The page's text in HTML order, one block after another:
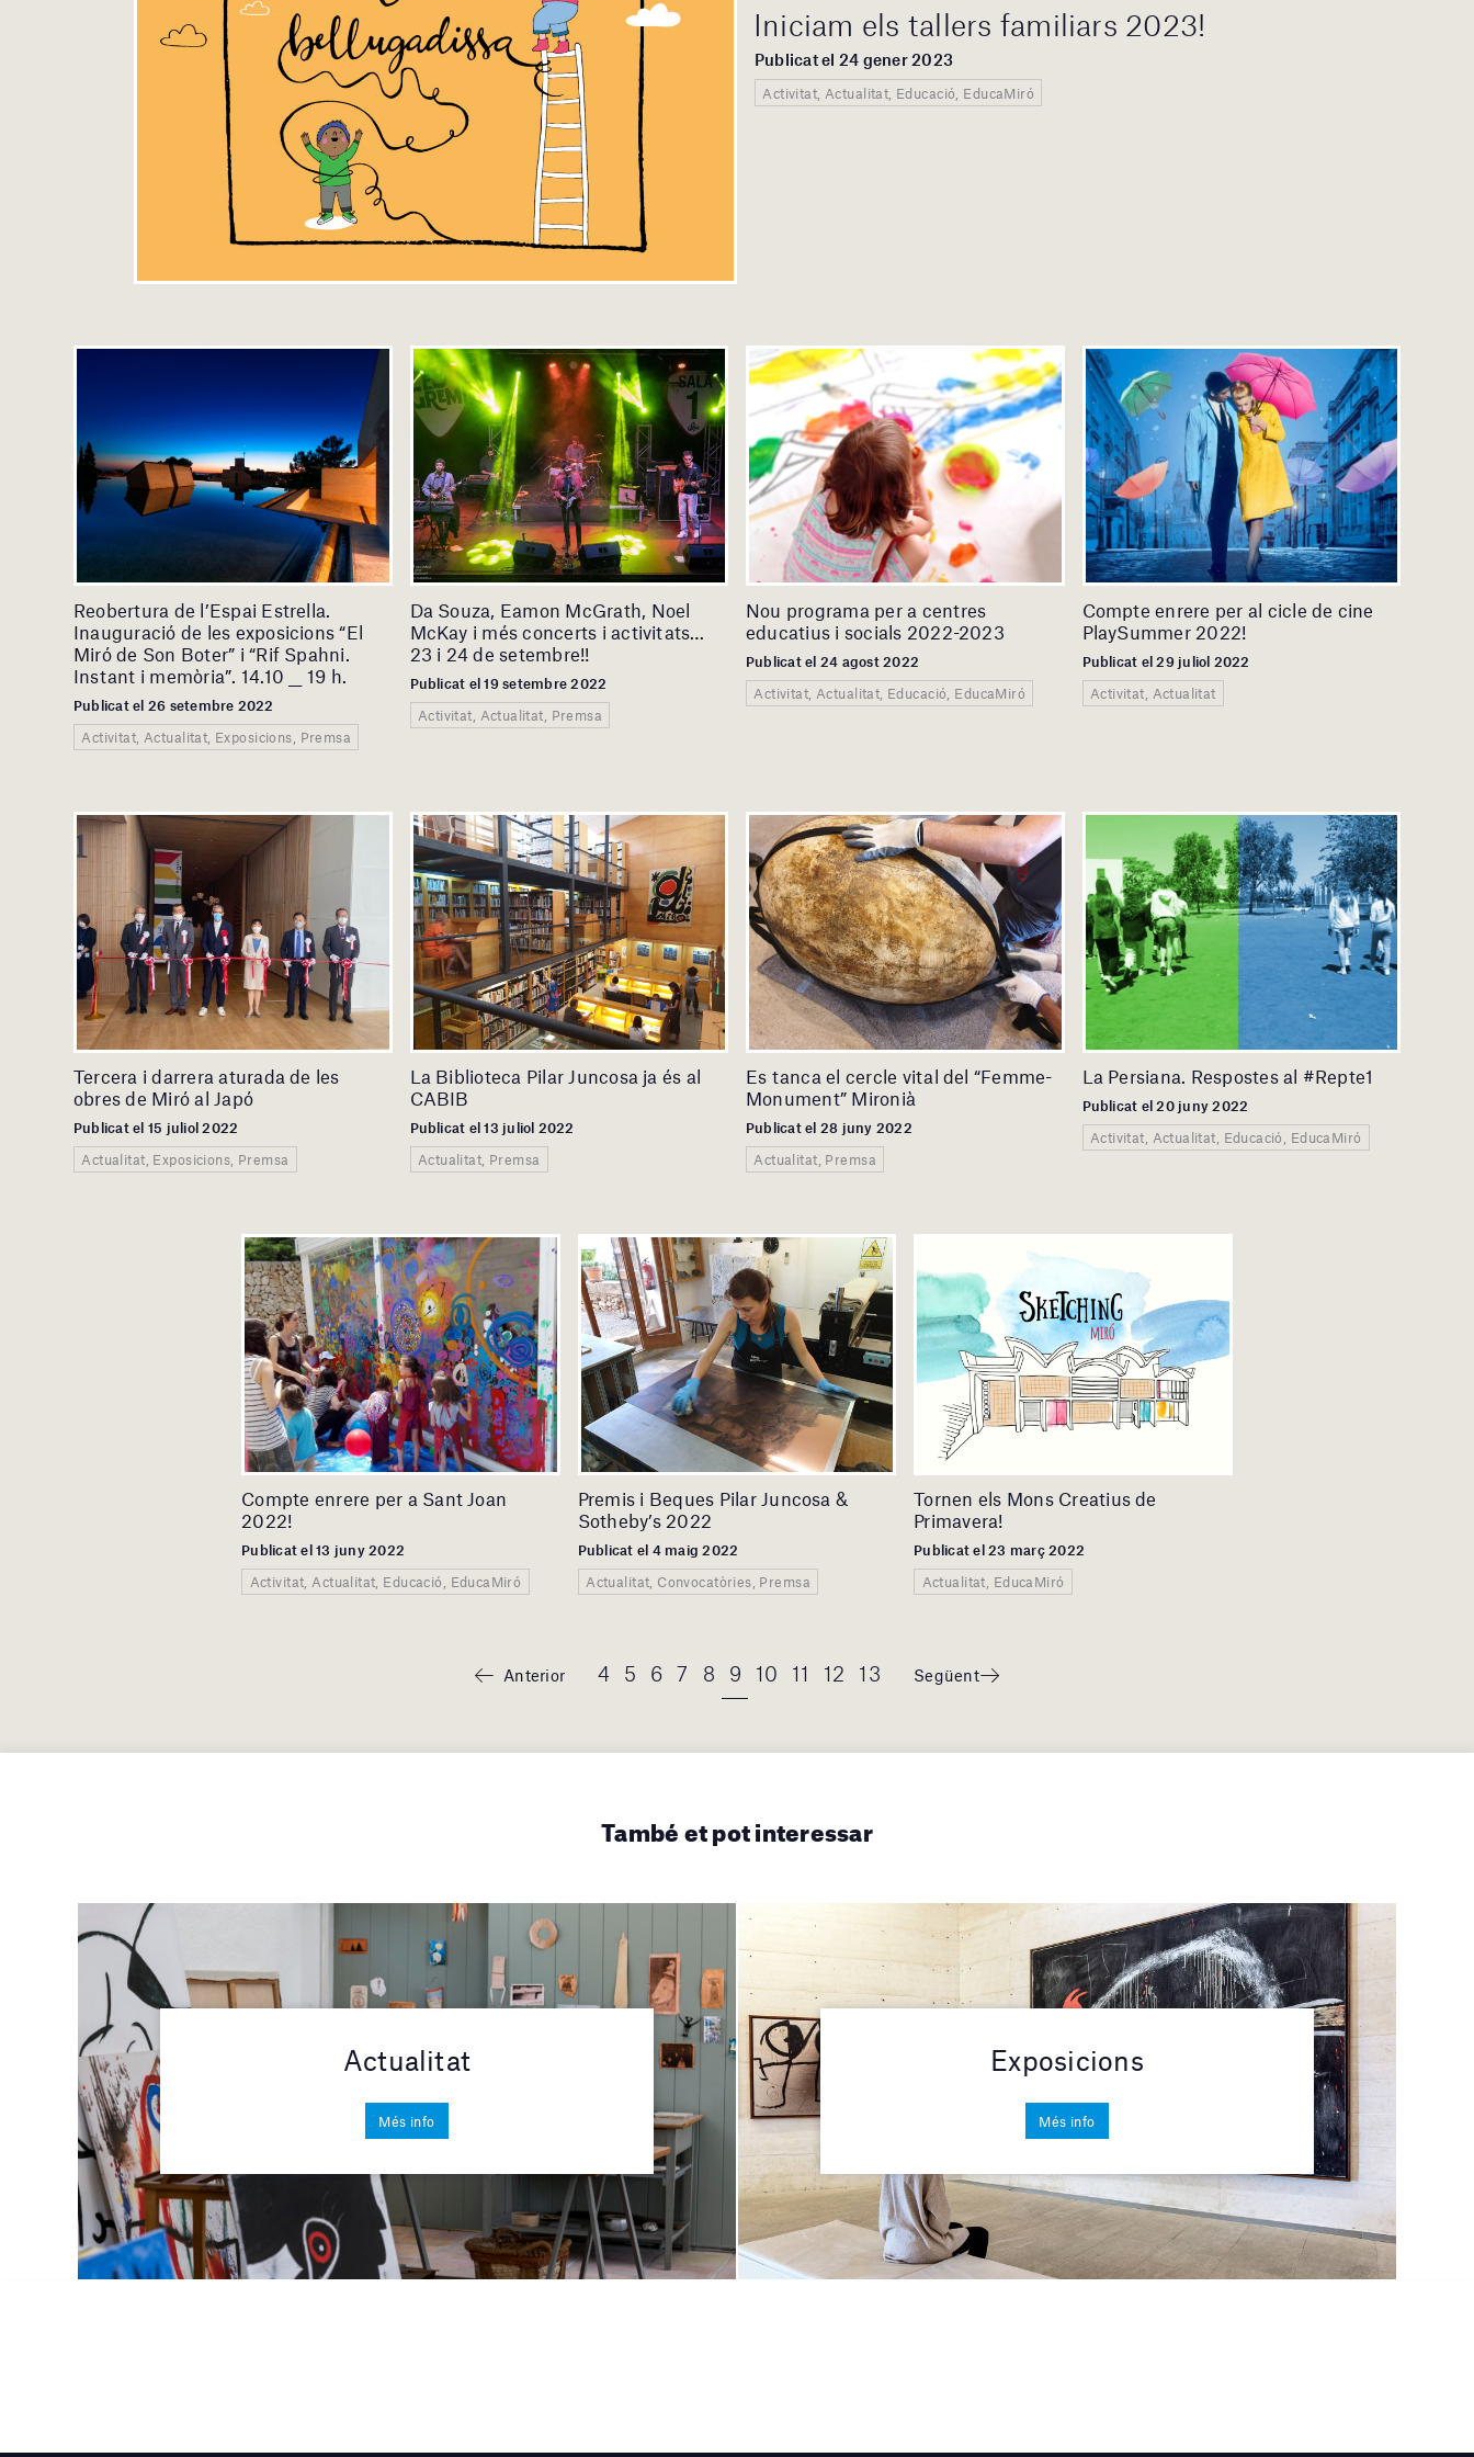
Iniciam els tallers familiars 2023!
Publicat el 24 gener 2023
Activitat, Actualitat, Educació, EducaMiró
Reobertura de l’Espai Estrella.
Inauguració de les exposicions “El
Miró de Son Boter” i “Rif Spahni.
Instant i memòria”. 14.10 __ 19 h.
Publicat el 26 setembre 2022
Activitat, Actualitat, Exposicions, Premsa
Da Souza, Eamon McGrath, Noel
McKay i més concerts i activitats…
23 i 24 de setembre!!
Publicat el 19 setembre 2022
Activitat, Actualitat, Premsa
Nou programa per a centres
educatius i socials 2022-2023
Publicat el 24 agost 2022
Activitat, Actualitat, Educació, EducaMiró
Compte enrere per al cicle de cine
PlaySummer 2022!
Publicat el 29 juliol 2022
Activitat, Actualitat
Tercera i darrera aturada de les
obres de Miró al Japó
Publicat el 15 juliol 2022
Actualitat, Exposicions, Premsa
La Biblioteca Pilar Juncosa ja és al
CABIB
Publicat el 13 juliol 2022
Actualitat, Premsa
Es tanca el cercle vital del “Femme-
Monument” Mironià
Publicat el 28 juny 2022
Actualitat, Premsa
La Persiana. Respostes al #Repte1
Publicat el 20 juny 2022
Activitat, Actualitat, Educació, EducaMiró
Compte enrere per a Sant Joan
2022!
Publicat el 13 juny 2022
Activitat, Actualitat, Educació, EducaMiró
Premis i Beques Pilar Juncosa &
Sotheby’s 2022
Publicat el 4 maig 2022
Actualitat, Convocatòries, Premsa
Tornen els Mons Creatius de
Primavera!
Publicat el 23 març 2022
Actualitat, EducaMiró
Anterior 4 5 6 7 8 9 10 11 12 13 Següent
També et pot interessar
Actualitat
Més info
Exposicions
Més info